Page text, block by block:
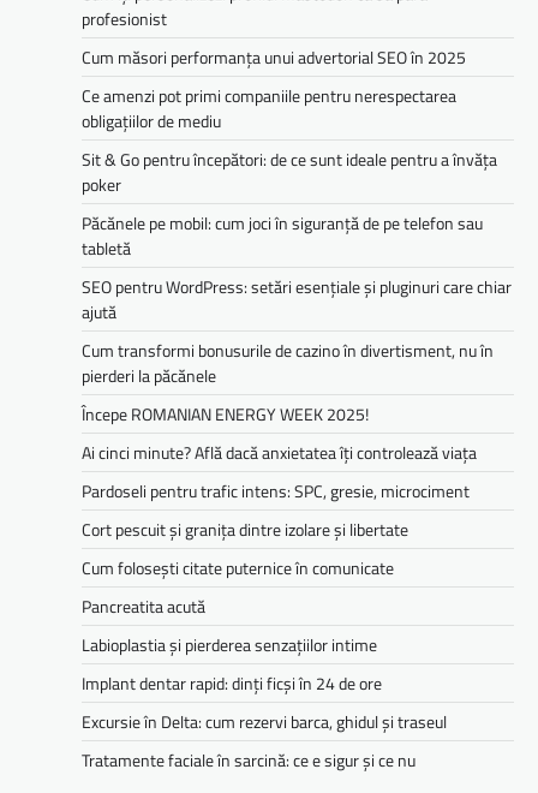
profesionist
Cum măsori performanța unui advertorial SEO în 2025
Ce amenzi pot primi companiile pentru nerespectarea
obligațiilor de mediu­­
Sit & Go pentru începători: de ce sunt ideale pentru a învăța
poker
Păcănele pe mobil: cum joci în siguranță de pe telefon sau
tabletă
SEO pentru WordPress: setări esențiale și pluginuri care chiar
ajută
Cum transformi bonusurile de cazino în divertisment, nu în
pierderi la păcănele
Începe ROMANIAN ENERGY WEEK 2025!
Ai cinci minute? Află dacă anxietatea îți controlează viața
Pardoseli pentru trafic intens: SPC, gresie, microciment
Cort pescuit și granița dintre izolare și libertate
Cum folosești citate puternice în comunicate
Pancreatita acută
Labioplastia și pierderea senzațiilor intime
Implant dentar rapid: dinți ficși în 24 de ore
Excursie în Delta: cum rezervi barca, ghidul și traseul
Tratamente faciale în sarcină: ce e sigur și ce nu